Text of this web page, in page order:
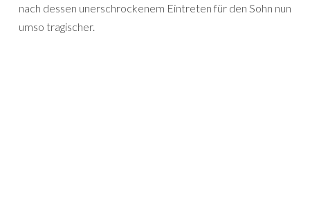
nach dessen unerschrockenem Eintreten für den Sohn nun
umso tragischer.